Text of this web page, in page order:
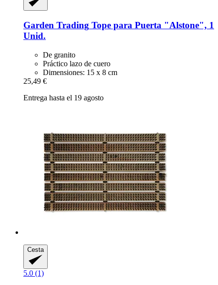
Garden Trading Tope para Puerta "Alstone", 1
Unid.
De granito
Práctico lazo de cuero
Dimensiones: 15 x 8 cm
25,49 €
Entrega hasta el 19 agosto
Cesta
5.0 (1)